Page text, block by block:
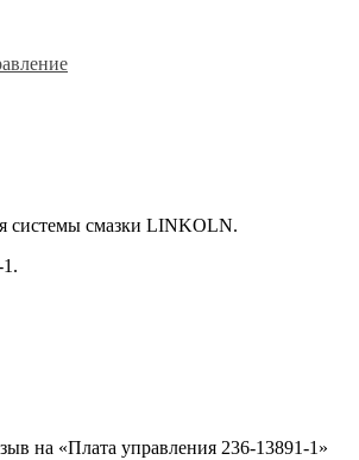
системы смазки LINKOLN.
на «Плата управления 236-13891-1»